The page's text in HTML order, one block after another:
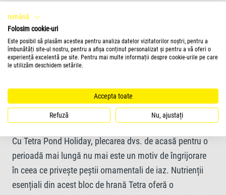
Hrană pentru până la 14 zile
Blocul este 100% comestibil și rămâne stabil fără a
Mai multe informatii
Cu Tetra Pond Holiday, plecarea dvs. de acasă pentru o
perioadă mai lungă nu mai este un motiv de îngrijorare
în ceea ce privește peștii ornamentali de iaz. Nutrienții
esențiali din acest bloc de hrană Tetra oferă o
română
Folosim cookie-uri
Este posibil să plasăm acestea pentru analiza datelor vizitatorilor noștri, pentru a
îmbunătăți site-ul nostru, pentru a afișa conținut personalizat și pentru a vă oferi o
experiență excelentă pe site. Pentru mai multe informații despre cookie-urile pe care
le utilizăm deschidem setările.
Accepta toate
Refuză Nu, ajustați